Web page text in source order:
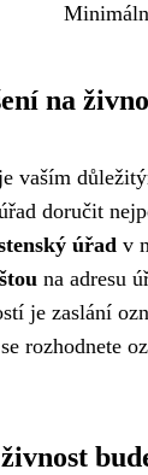
na
vaším
doručit
úřad v
na adresu
je zaslání
rozhodnete